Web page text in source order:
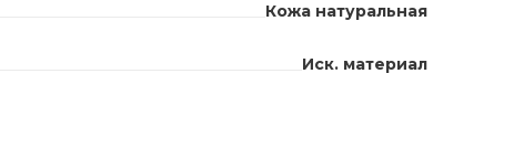
Кожа натуральная
Иск. материал